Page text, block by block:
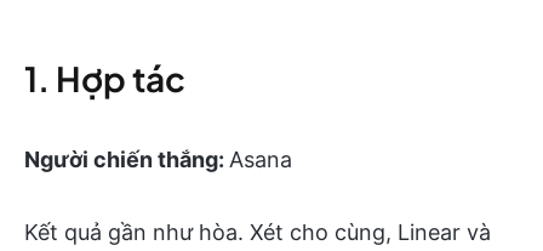
1. Hợp tác
Người chiến thắng: Asana
Kết quả gần như hòa. Xét cho cùng, Linear và